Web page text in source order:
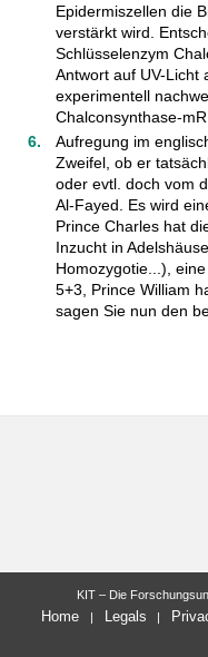
Epidermiszellen die
verstärkt wird.
Schlüsselenzym
Antwort auf UV-Licht
experimentell
Chalconsynthase-
Aufregung im
Zweifel, ob er
oder evtl. doch vom
Al-Fayed. Es wird
Prince Charles hat
Inzucht in
Homozygotie...),
5+3, Prince William
sagen Sie nun den
KIT – Die
Home Legals